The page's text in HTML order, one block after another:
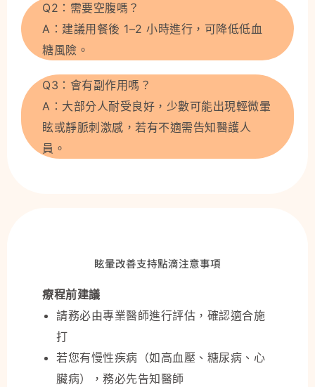
Q2：需要空腹嗎？
A：建議用餐後 1–2 小時進行，可降低低血
糖風險。
Q3：會有副作用嗎？
A：大部分人耐受良好，少數可能出現輕微暈
眩或靜脈刺激感，若有不適需告知醫護人
員。
眩暈改善支持點滴注意事項
療程前建議
請務必由專業醫師進行評估，確認適合施
打
若您有慢性疾病（如高血壓、糖尿病、心
臟病），務必先告知醫師